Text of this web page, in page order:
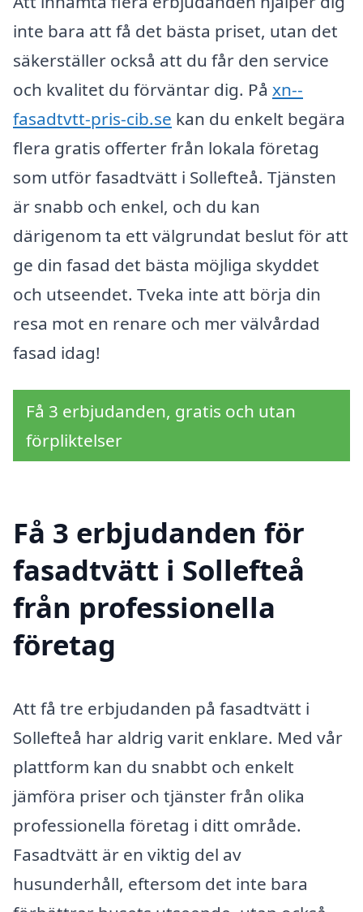
inte bara att få det bästa priset, utan det
säkerställer också att du får den service
och kvalitet du förväntar dig. På xn--
fasadtvtt-pris-cib.se kan du enkelt begära
flera gratis offerter från lokala företag
som utför fasadtvätt i Sollefteå. Tjänsten
är snabb och enkel, och du kan
därigenom ta ett välgrundat beslut för att
ge din fasad det bästa möjliga skyddet
och utseendet. Tveka inte att börja din
resa mot en renare och mer välvårdad
fasad idag!
Få 3 erbjudanden, gratis och utan
förpliktelser
Få 3 erbjudanden för
fasadtvätt i Sollefteå
från professionella
företag
Att få tre erbjudanden på fasadtvätt i
Sollefteå har aldrig varit enklare. Med vår
plattform kan du snabbt och enkelt
jämföra priser och tjänster från olika
professionella företag i ditt område.
Fasadtvätt är en viktig del av
husunderhåll, eftersom det inte bara